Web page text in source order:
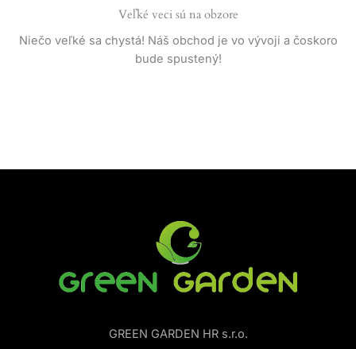
Veľké veci sú na obzore
Niečo veľké sa chystá! Náš obchod je vo vývoji a čoskoro
bude spustený!
GREEN GARDEN HR s.r.o.